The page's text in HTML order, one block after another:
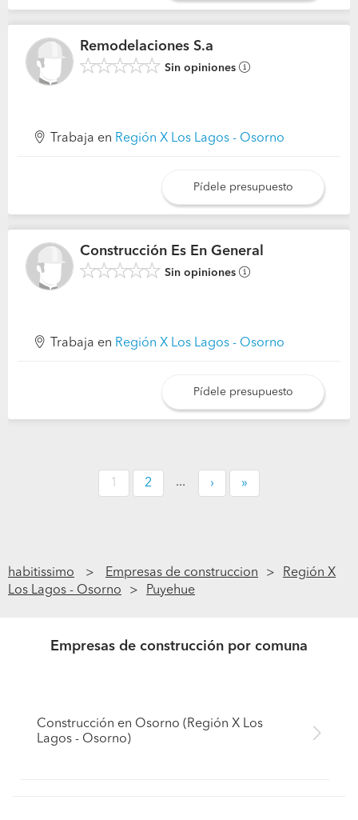
Remodelaciones S.a
Sin opiniones
Trabaja en Región X Los Lagos - Osorno
Pídele presupuesto
Construcción Es En General
Sin opiniones
Trabaja en Región X Los Lagos - Osorno
Pídele presupuesto
1 2 ... › »
habitissimo Empresas de construccion
Región X
Los Lagos - Osorno
Puyehue
Empresas de construcción por comuna
Construcción en Osorno (Región X Los
Lagos - Osorno)